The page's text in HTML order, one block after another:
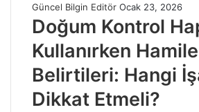
Güncel Bilgin Editör Ocak 23, 2026
Doğum Kontrol
Kullanırken
Belirtileri: Hangi
Dikkat Etmeli?